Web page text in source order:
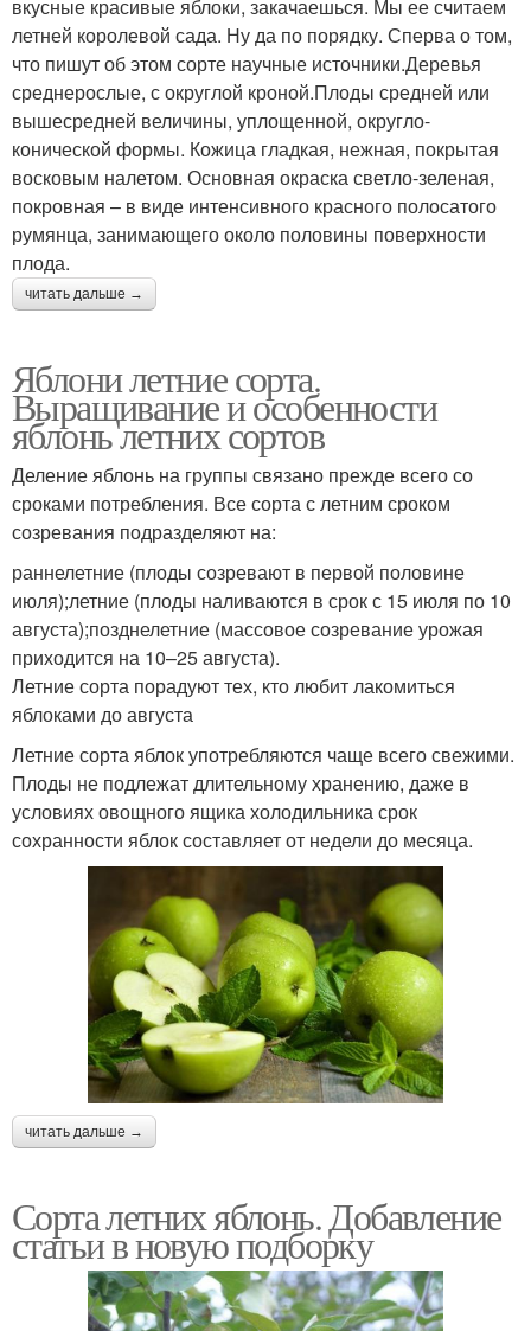
вкусные красивые яблоки, закачаешься. Мы ее считаем
летней королевой сада. Ну да по порядку. Сперва о том,
что пишут об этом сорте научные источники.Деревья
среднерослые, с округлой кроной.Плоды средней или
вышесредней величины, уплощенной, округло-
конической формы. Кожица гладкая, нежная, покрытая
восковым налетом. Основная окраска светло-зеленая,
покровная – в виде интенсивного красного полосатого
румянца, занимающего около половины поверхности
плода.
читать дальше →
Яблони летние сорта.
Выращивание и особенности
яблонь летних сортов
Деление яблонь на группы связано прежде всего со
сроками потребления. Все сорта с летним сроком
созревания подразделяют на:
раннелетние (плоды созревают в первой половине
июля);летние (плоды наливаются в срок с 15 июля по 10
августа);позднелетние (массовое созревание урожая
приходится на 10–25 августа).
Летние сорта порадуют тех, кто любит лакомиться
яблоками до августа
Летние сорта яблок употребляются чаще всего свежими.
Плоды не подлежат длительному хранению, даже в
условиях овощного ящика холодильника срок
сохранности яблок составляет от недели до месяца.
читать дальше →
Сорта летних яблонь. Добавление
статьи в новую подборку